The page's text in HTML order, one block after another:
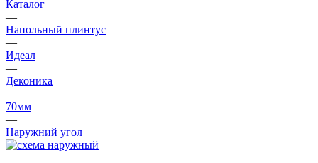
Каталог
—
Напольный плинтус
—
Идеал
—
Деконика
—
70мм
—
Наружний угол